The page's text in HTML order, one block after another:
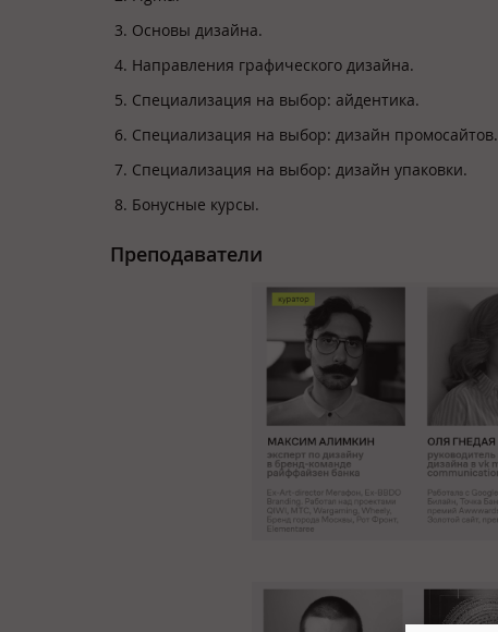
Основы дизайна.
Направления графического дизайна.
Специализация на выбор: айдентика.
Специализация на выбор: дизайн промосайтов.
Специализация на выбор: дизайн упаковки.
Бонусные курсы.
Преподаватели